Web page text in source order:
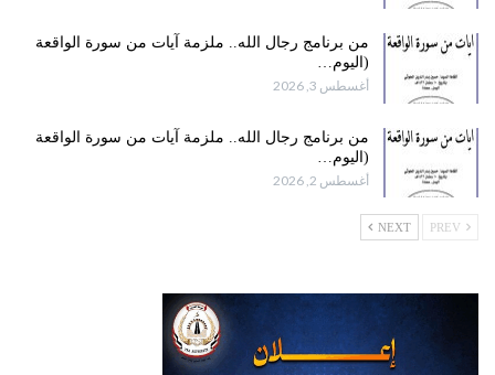
من برنامج رجال الله.. ملزمة آيات من سورة الواقعة
(اليوم…
أغسطس 3, 2026
من برنامج رجال الله.. ملزمة آيات من سورة الواقعة
(اليوم…
أغسطس 2, 2026
NEXT